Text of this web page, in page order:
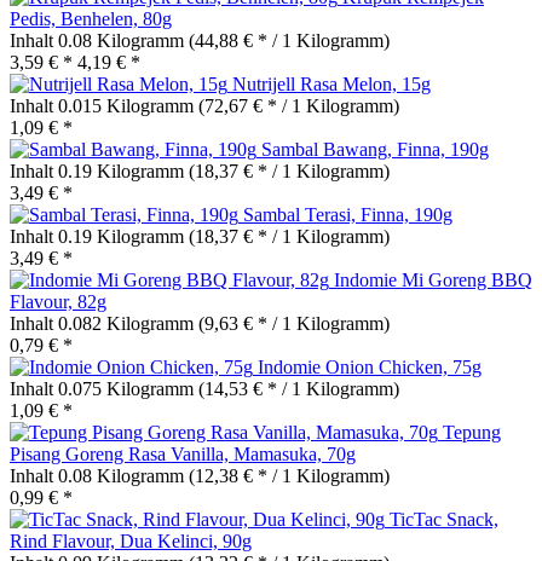
Pedis, Benhelen, 80g
Inhalt 0.08 Kilogramm (44,88 € * / 1 Kilogramm)
3,59 € * 4,19 € *
Nutrijell Rasa Melon, 15g
Inhalt 0.015 Kilogramm (72,67 € * / 1 Kilogramm)
1,09 € *
Sambal Bawang, Finna, 190g
Inhalt 0.19 Kilogramm (18,37 € * / 1 Kilogramm)
3,49 € *
Sambal Terasi, Finna, 190g
Inhalt 0.19 Kilogramm (18,37 € * / 1 Kilogramm)
3,49 € *
Indomie Mi Goreng BBQ
Flavour, 82g
Inhalt 0.082 Kilogramm (9,63 € * / 1 Kilogramm)
0,79 € *
Indomie Onion Chicken, 75g
Inhalt 0.075 Kilogramm (14,53 € * / 1 Kilogramm)
1,09 € *
Tepung
Pisang Goreng Rasa Vanilla, Mamasuka, 70g
Inhalt 0.08 Kilogramm (12,38 € * / 1 Kilogramm)
0,99 € *
TicTac Snack,
Rind Flavour, Dua Kelinci, 90g